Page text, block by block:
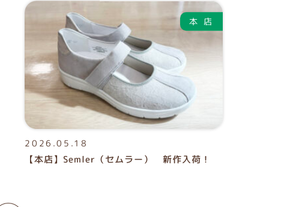
2026.05.18
【本店】Semler（セムラー） 新作入荷！